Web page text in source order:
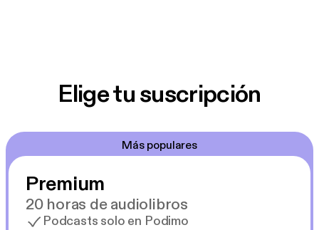
Elige tu suscripción
Más populares
Premium
20 horas de audiolibros
Podcasts solo en Podimo